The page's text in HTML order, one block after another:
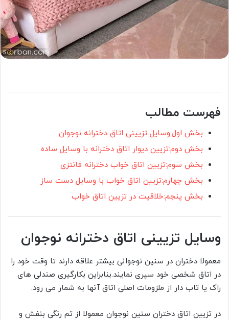
فهرست مطالب
بخش اول:وسایل تزیینی اتاق دخترانه نوجوان
بخش دوم:تزیین دیوار اتاق دخترانه با وسایل ساده
بخش سوم:تزیین اتاق خواب دخترانه فانتزی
بخش چهارم:تزیین اتاق خواب با وسایل دست ساز
بخش پنجم:خلاقیت در تزیین اتاق خواب
وسایل تزیینی اتاق دخترانه نوجوان
معمولا دختران در سنین نوجوانی بیشتر علاقه دارند تا وقت خود را
در اتاق شخصی خود سپری نمایند.بنابراین بکارگیری صندلی های
راک یا تاب دار از ملزومات اصلی اتاق آنها به شمار می رود.
در تزیین اتاق دختران سنین نوجوان معمولا از تم رنگی بنفش و